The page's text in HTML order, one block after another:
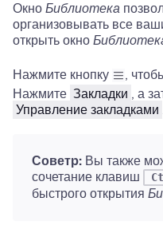
Окно Библиотека
организовывать все
открыть окно
Нажмите кнопку
,
Нажмите Закладки , а
Управление закладками
Советp: Вы также
сочетание клавиш
быстрого открытия